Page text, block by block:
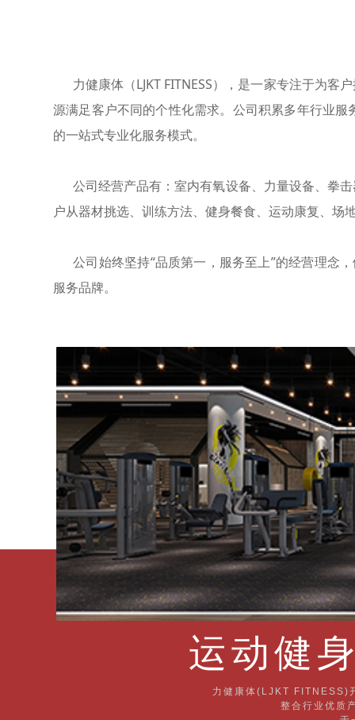
运动健
力健康体(LJKT FITNESS)
整合行业优质
力健康体（LJKT FITNESS），是一家专注于为
源满足客户不同的个性化需求。公司积累多年行业
的一站式专业化服务模式。
公司经营产品有：室内有氧设备、力量设备、拳
户从器材挑选、训练方法、健身餐食、运动康复、
公司始终坚持“品质第一，服务至上”的经营理念，
服务品牌。